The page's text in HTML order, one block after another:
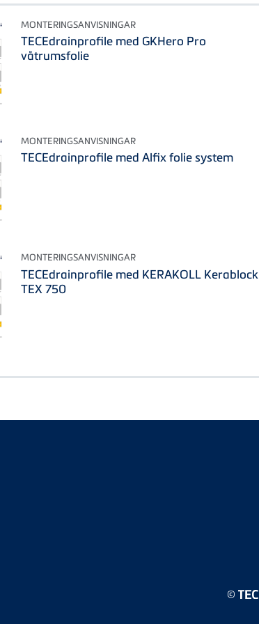
MONTERINGSANVISNINGAR
TECEdrainprofile med GKHero Pro
våtrumsfolie
MONTERINGSANVISNINGAR
TECEdrainprofile med Alfix folie system
MONTERINGSANVISNINGAR
TECEdrainprofile med KERAKOLL Kerablock
TEX 750
©